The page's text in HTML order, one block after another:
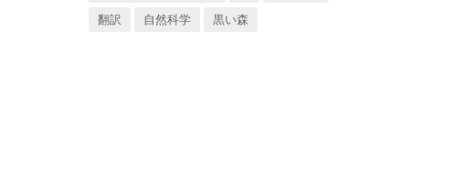
翻訳
自然科学 黒い森